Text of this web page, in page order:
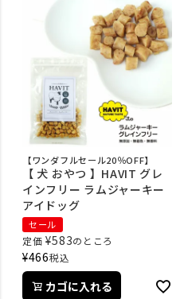
【ワンダフルセール20％OFF】
【 犬 おやつ 】HAVIT グレ
インフリー ラムジャーキー
アイドッグ
セール
定価 ¥583のところ
¥466税込
カゴに入れる